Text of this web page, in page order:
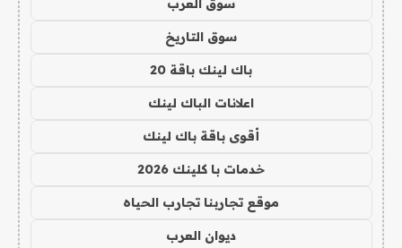
سوق التاريخ
باك لينك باقة 20
اعلانات الباك لينك
أقوى باقة باك لينك
خدمات با كلينك 2026
موقع تجاربنا تجارب الحياه
ديوان العرب